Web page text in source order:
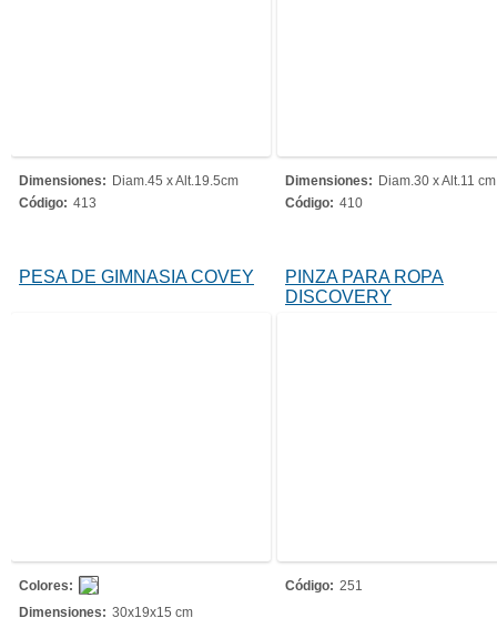
Dimensiones: Diam.45 x Alt.19.5cm
Código: 413
Dimensiones: Diam.30 x Alt.11 cm
Código: 410
PESA DE GIMNASIA COVEY
Colores:
Dimensiones: 30x19x15 cm
PINZA PARA ROPA
DISCOVERY
Código: 251